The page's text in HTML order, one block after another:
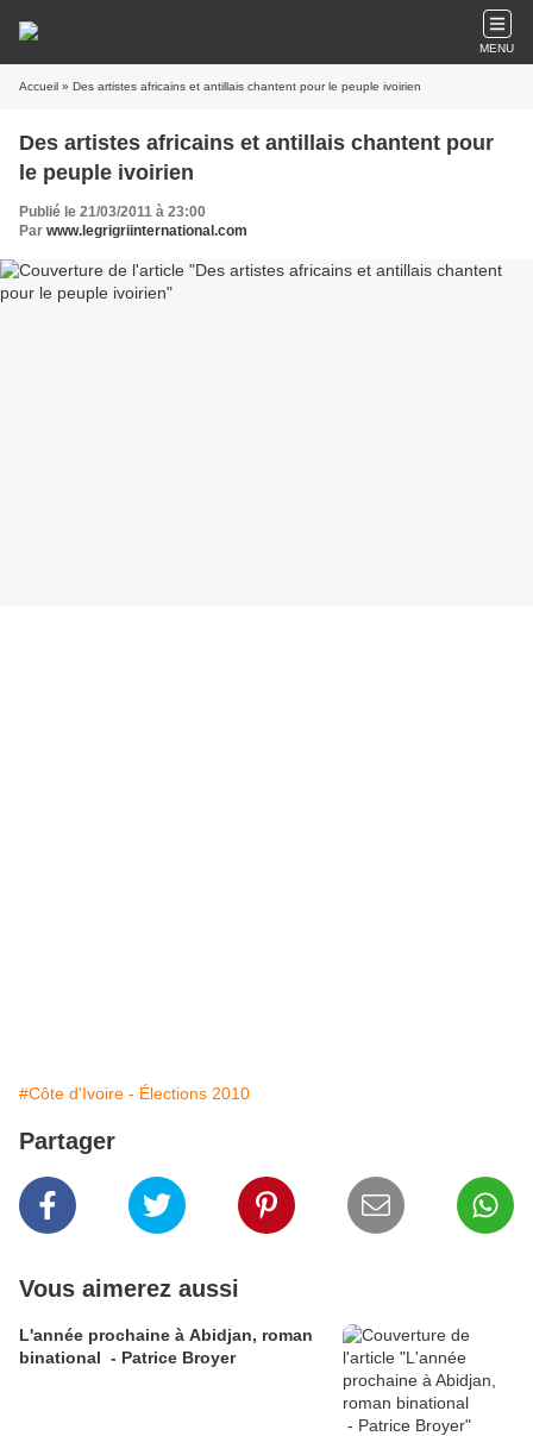
MENU
Accueil » Des artistes africains et antillais chantent pour le peuple ivoirien
Des artistes africains et antillais chantent pour
le peuple ivoirien
Publié le 21/03/2011 à 23:00
Par www.legrigriinternational.com
#Côte d'Ivoire - Élections 2010
Partager
Vous aimerez aussi
L'année prochaine à Abidjan, roman
binational - Patrice Broyer